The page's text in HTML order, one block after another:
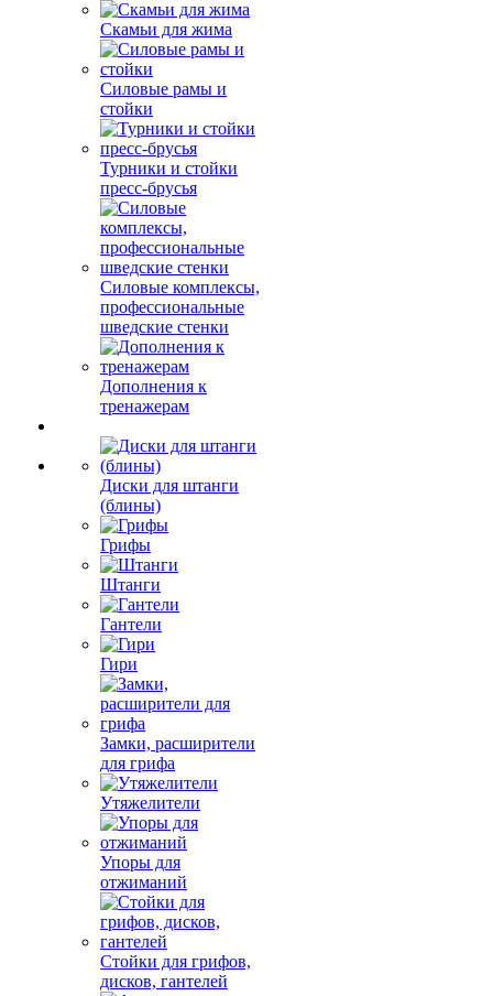
Скамьи для жима
Силовые рамы и
стойки
Турники и стойки
пресс-брусья
Силовые комплексы,
профессиональные
шведские стенки
Дополнения к
тренажерам
Диски для штанги
(блины)
Грифы
Штанги
Гантели
Гири
Замки, расширители
для грифа
Утяжелители
Упоры для
отжиманий
Стойки для грифов,
дисков, гантелей